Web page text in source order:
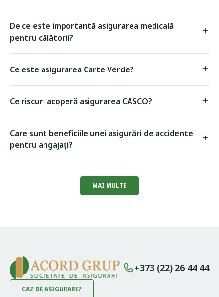
De ce este importantă asigurarea medicală
pentru călătorii?
Ce este asigurarea Carte Verde?
Ce riscuri acoperă asigurarea CASCO?
Care sunt beneficiile unei asigurări de accidente
pentru angajați?
MAI MULTE
+373 (22) 26 44 44
CAZ DE ASIGURARE?